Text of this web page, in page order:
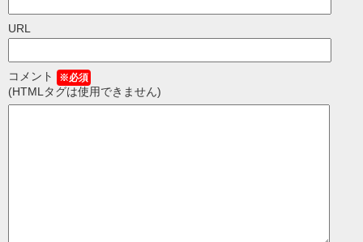
URL
コメント ※必須
(HTMLタグは使用できません)